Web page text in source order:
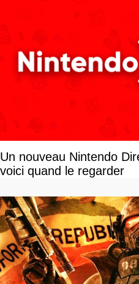
Un nouveau Nintendo
voici quand le regarder